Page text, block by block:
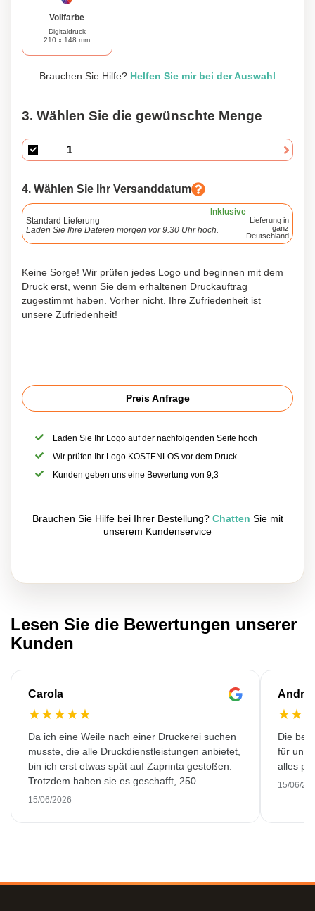
Vollfarbe
Digitaldruck
210 x 148 mm
Brauchen Sie Hilfe? Helfen Sie mir bei der Auswahl
3. Wählen Sie die gewünschte Menge
4. Wählen Sie Ihr Versanddatum
Inklusive
Standard Lieferung
Laden Sie Ihre Dateien morgen vor 9.30 Uhr hoch.
Lieferung in
ganz
Deutschland
Keine Sorge! Wir prüfen jedes Logo und beginnen mit dem
Druck erst, wenn Sie dem erhaltenen Druckauftrag
zugestimmt haben. Vorher nicht. Ihre Zufriedenheit ist
unsere Zufriedenheit!
Preis Anfrage
Laden Sie Ihr Logo auf der nachfolgenden Seite hoch
Wir prüfen Ihr Logo KOSTENLOS vor dem Druck
Kunden geben uns eine Bewertung von 9,3
Brauchen Sie Hilfe bei Ihrer Bestellung? Chatten Sie mit
unserem Kundenservice
Lesen Sie die Bewertungen unserer
Kunden
Carola
★★★★★
Da ich eine Weile nach einer Druckerei suchen
musste, die alle Druckdienstleistungen anbietet,
bin ich erst etwas spät auf Zaprinta gestoßen.
Trotzdem haben sie es geschafft, 250
wunderschön bedruckte Emaillebecher
15/06/2026
★★
Die
für
alles
15/06/